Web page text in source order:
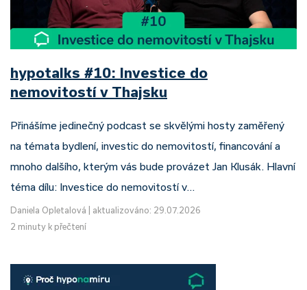
hypotalks #10: Investice do
nemovitostí v Thajsku
Přinášíme jedinečný podcast se skvělými hosty zaměřený
na témata bydlení, investic do nemovitostí, financování a
mnoho dalšího, kterým vás bude provázet Jan Klusák. Hlavní
téma dílu: Investice do nemovitostí v…
Daniela Opletalová
aktualizováno: 29.07.2026
2 minuty k přečtení